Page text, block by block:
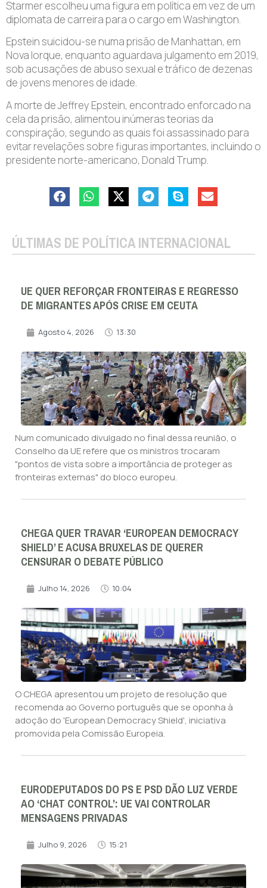
Starmer escolheu uma figura em política em vez de um
diplomata de carreira para o cargo em Washington.
Epstein suicidou-se numa prisão de Manhattan, em
Nova Iorque, enquanto aguardava julgamento em 2019,
sob acusações de abuso sexual e tráfico de dezenas
de jovens menores de idade.
A morte de Jeffrey Epstein, encontrado enforcado na
cela da prisão, alimentou inúmeras teorias da
conspiração, segundo as quais foi assassinado para
evitar revelações sobre figuras importantes, incluindo o
presidente norte-americano, Donald Trump.
ÚLTIMAS DE POLÍTICA INTERNACIONAL
UE QUER REFORÇAR FRONTEIRAS E REGRESSO
DE MIGRANTES APÓS CRISE EM CEUTA
Agosto 4, 2026 13:30
Num comunicado divulgado no final dessa reunião, o
Conselho da UE refere que os ministros trocaram
"pontos de vista sobre a importância de proteger as
fronteiras externas" do bloco europeu.
CHEGA QUER TRAVAR ‘EUROPEAN DEMOCRACY
SHIELD’ E ACUSA BRUXELAS DE QUERER
CENSURAR O DEBATE PÚBLICO
Julho 14, 2026 10:04
O CHEGA apresentou um projeto de resolução que
recomenda ao Governo português que se oponha à
adoção do 'European Democracy Shield', iniciativa
promovida pela Comissão Europeia.
EURODEPUTADOS DO PS E PSD DÃO LUZ VERDE
AO ‘CHAT CONTROL’: UE VAI CONTROLAR
MENSAGENS PRIVADAS
Julho 9, 2026 15:21